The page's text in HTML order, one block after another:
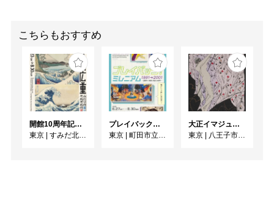
こちらもおすすめ
開館10周年記念 「北斎 広重 ふたりの富士、それぞれの富士」
東京
すみだ北斎美術館
プレイバック！ミレニアム1991→2001 版画が／版画で越えた境界
東京
町田市立国際版画美術館
大正イマジュリィの世界
東京
八王子市夢美術館